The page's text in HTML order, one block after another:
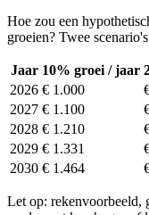
Hoe zou een
groeien? Twee
Jaar 10% groei / jaar
2026 € 1.000
2027 € 1.100
2028 € 1.210
2029 € 1.331
2030 € 1.464
Let op: rekenvoorbeeld,